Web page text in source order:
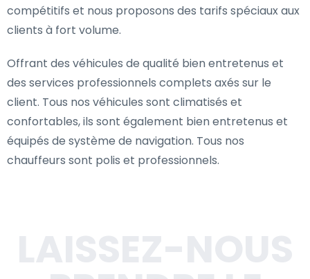
compétitifs et nous proposons des tarifs spéciaux aux
clients à fort volume.
Offrant des véhicules de qualité bien entretenus et
des services professionnels complets axés sur le
client. Tous nos véhicules sont climatisés et
confortables, ils sont également bien entretenus et
équipés de système de navigation. Tous nos
chauffeurs sont polis et professionnels.